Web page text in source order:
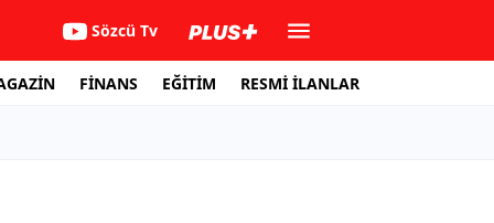
Sözcü Tv
FİNANS EĞİTİM RESMİ İLANLAR